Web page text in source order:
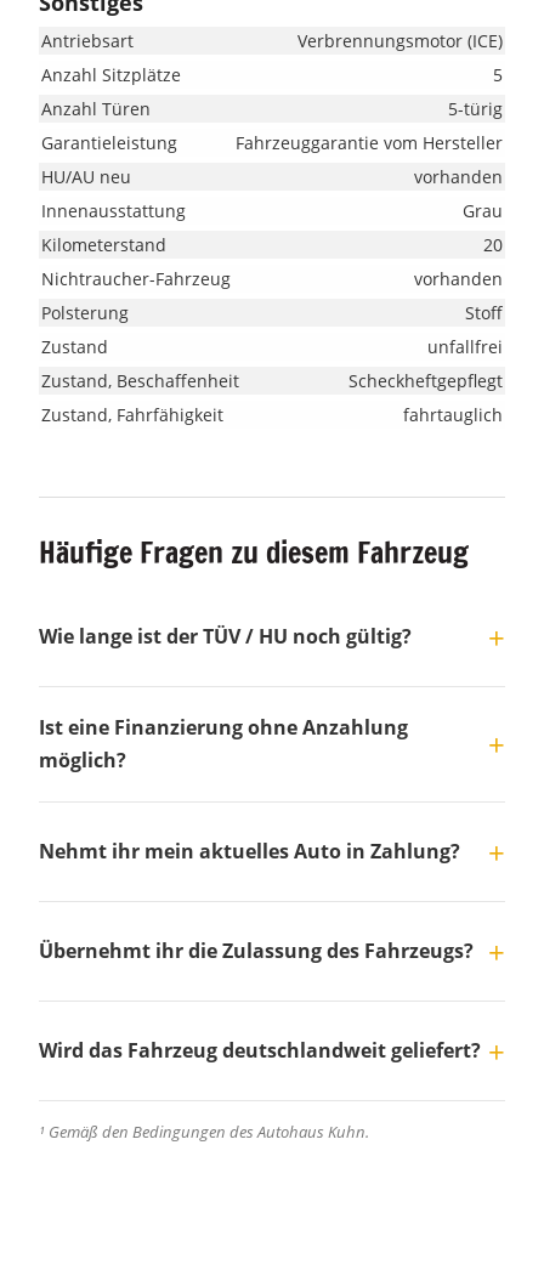
Antriebsart
Verbrennungsmotor (ICE)
Anzahl Sitzplätze
5
Anzahl Türen
5-türig
Garantieleistung
Fahrzeuggarantie vom Hersteller
HU/AU neu
vorhanden
Innenausstattung
Grau
Kilometerstand
20
Nichtraucher-Fahrzeug
vorhanden
Polsterung
Stoff
Zustand
unfallfrei
Zustand, Beschaffenheit
Scheckheftgepflegt
Zustand, Fahrfähigkeit
fahrtauglich
Häufige Fragen zu diesem Fahrzeug
Wie lange ist der TÜV / HU noch gültig?
Ist eine Finanzierung ohne Anzahlung
möglich?
Nehmt ihr mein aktuelles Auto in Zahlung?
Übernehmt ihr die Zulassung des Fahrzeugs?
Wird das Fahrzeug deutschlandweit geliefert?
¹ Gemäß den Bedingungen des Autohaus Kuhn.